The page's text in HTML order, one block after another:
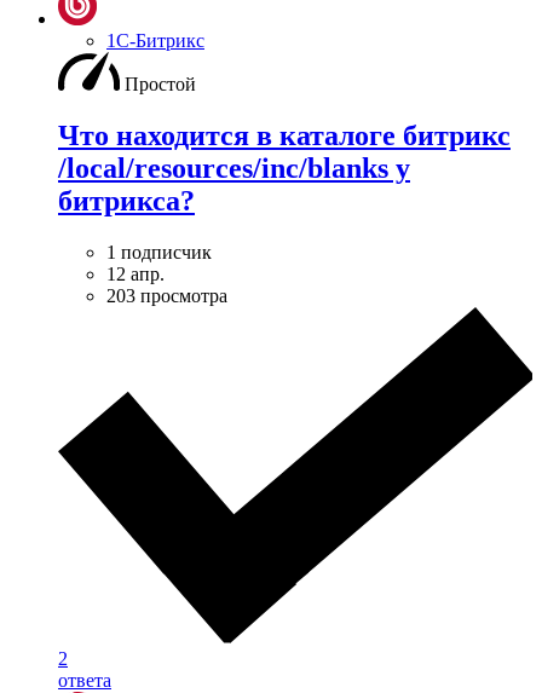
1С-Битрикс
Простой
Что находится в каталоге битрикс
/local/resources/inc/blanks у
битрикса?
1 подписчик
12 апр.
203 просмотра
2
ответа